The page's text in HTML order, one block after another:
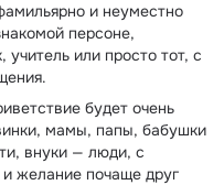
и неуместно
персоне,
или просто тот, с
будет очень
мамы, папы, бабушки
внуки — люди, с
желание почаще друг